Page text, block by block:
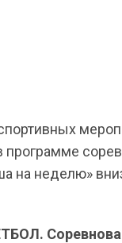
на неделю»